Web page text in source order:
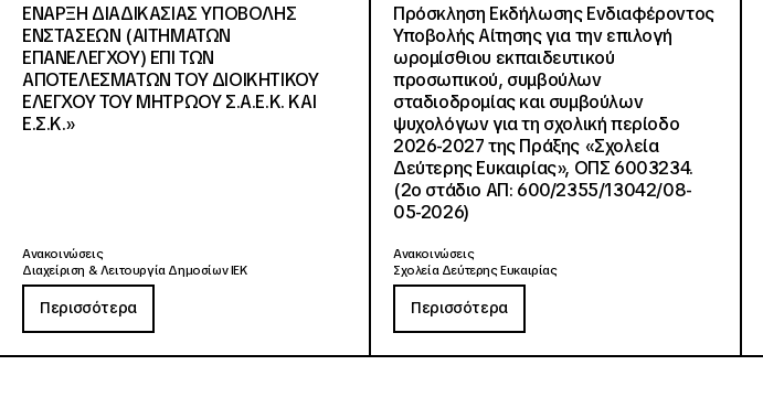
ΕΝΑΡΞΗ ΔΙΑΔΙΚΑΣΙΑΣ ΥΠΟΒΟΛΗΣ
ΕΝΣΤΑΣΕΩΝ (ΑΙΤΗΜΑΤΩΝ
ΕΠΑΝΕΛΕΓΧΟΥ) ΕΠΙ ΤΩΝ
ΑΠΟΤΕΛΕΣΜΑΤΩΝ ΤΟΥ ΔΙΟΙΚΗΤΙΚΟΥ
ΕΛΕΓΧΟΥ ΤΟΥ ΜΗΤΡΩΟΥ Σ.Α.Ε.Κ. ΚΑΙ
Ε.Σ.Κ.»
Ανακοινώσεις
Διαχείριση & Λειτουργία Δημοσίων ΙΕΚ
Περισσότερα
Πρόσκληση Εκδήλωσης Ενδιαφέροντος
Υποβολής Αίτησης για την επιλογή
ωρομίσθιου εκπαιδευτικού
προσωπικού, συμβούλων
σταδιοδρομίας και συμβούλων
ψυχολόγων για τη σχολική περίοδο
2026-2027 της Πράξης «Σχολεία
Δεύτερης Ευκαιρίας», ΟΠΣ 6003234.
(2ο στάδιο ΑΠ: 600/2355/13042/08-
05-2026)
Ανακοινώσεις
Σχολεία Δεύτερης Ευκαιρίας
Περισσότερα